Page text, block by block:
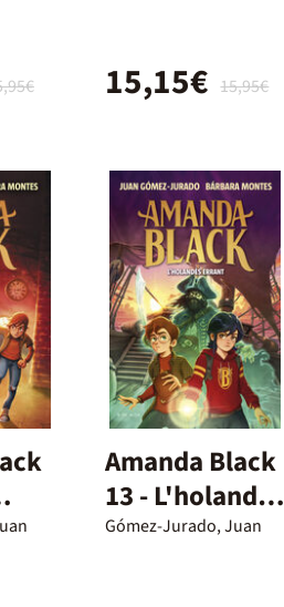
15,95€
15,15€
Amanda Black
13 - L'holandès
errant
Gómez-Jurado, Juan